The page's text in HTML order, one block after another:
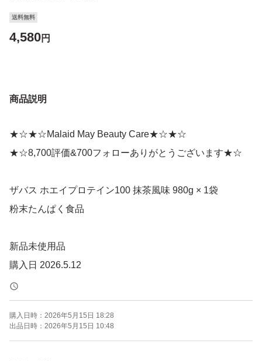
送料無料
4,580円
商品説明
★☆★☆Malaid May Beauty Care★☆★☆
★☆8,700評価&700フォローありがとうございます★☆
ザバス ホエイプロテイン100 抹茶風味 980g × 1袋
粉末たんぱく食品
新品未使用品
購入日 2026.5.12
賞味期限2028.3
使用期限は最新です。
お値下げの依頼をいただきますが、お受けできません。ベ
購入日時： 2026年5月15日 18:28
出品日時： 2026年5月15日 10:48